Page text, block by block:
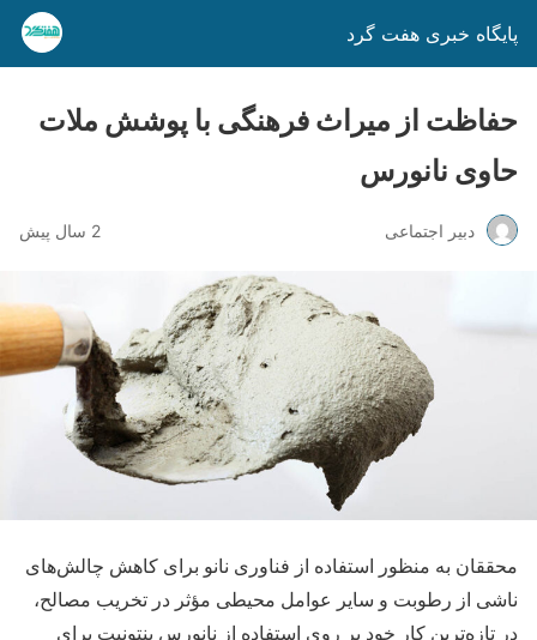
پایگاه خبری هفت گرد
حفاظت از میراث فرهنگی با پوشش ملات
حاوی نانورس
دبیر اجتماعی 2 سال پیش
محققان به منظور استفاده از فناوری نانو برای کاهش چالش‌های
ناشی از رطوبت و سایر عوامل محیطی مؤثر در تخریب مصالح،
در تازه‌ترین کار خود بر روی استفاده از نانورس بنتونیت برای